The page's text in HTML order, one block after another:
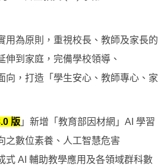
用為原則，重視校長、教師及家長的
伸到家庭，完備學校領導、
，打造「學生安心、教師專心、家
版 」新增「教育部因材網」AI 學習
之數位素養、人工智慧危害
輔助教學應用及各領域群科數